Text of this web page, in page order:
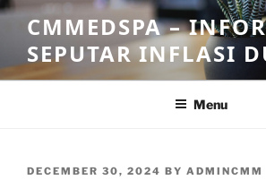
Skip
content
CMMEDSPA –
SEPUTAR INFLASI
Menu
POSTED
DECEMBER 30, 2024 BY ADMINCMM